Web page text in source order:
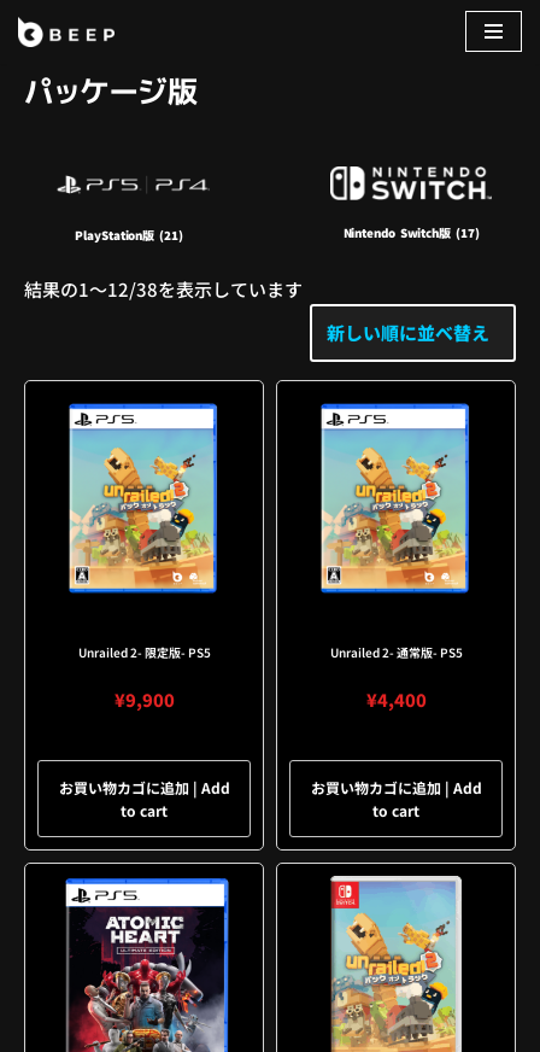
ン
ッ
パッケージ版
PlayStation版(21) Nintendo Switch版 (17)
結果の1～12/38を表示しています
Unrailed 2- 限定版- PS5
¥9,900
お買い物カゴに追加 | Add
to cart
Unrailed 2- 通常版- PS5
¥4,400
お買い物カゴに追加 | Add
to cart